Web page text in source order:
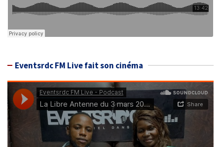
Eventsrdc FM Live fait son cinéma